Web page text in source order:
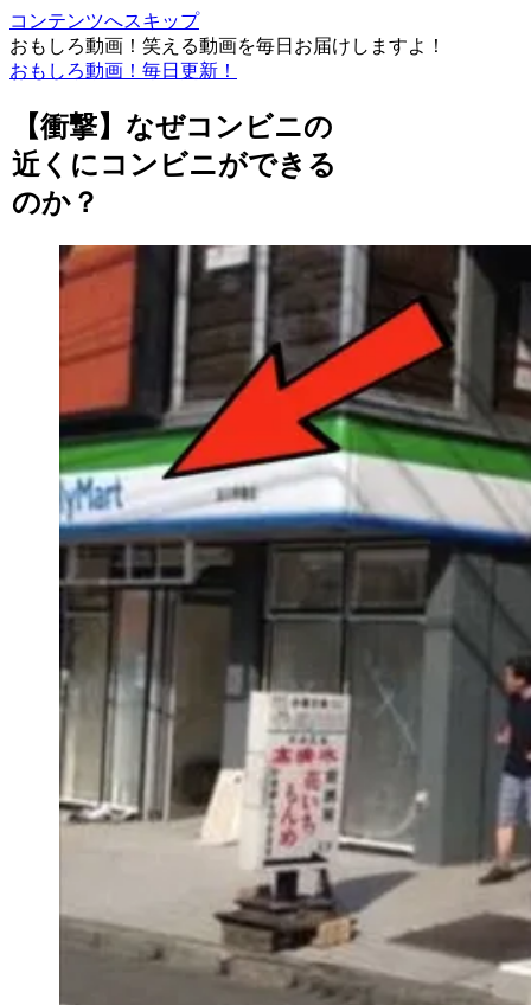
コンテンツへスキップ
おもしろ動画！笑える動画を毎日お届けしますよ！
おもしろ動画！毎日更新！
【衝撃】なぜコンビニの
近くにコンビニができる
のか？